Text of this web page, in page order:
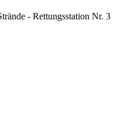
- Rettungsstation Nr. 3